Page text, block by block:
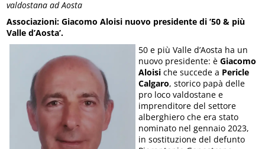
valdostana ad Aosta
Associazioni: Giacomo Aloisi nuovo presidente di ’50 & più
Valle d’Aosta’.
50 e più Valle d’Aosta ha un
nuovo presidente: èGiacomo
Aloisi che succede a Pericle
Calgaro, storico papà delle
pro loco valdostane e
imprenditore del settore
alberghiero che era stato
nominato nel gennaio 2023,
in sostituzione del defunto